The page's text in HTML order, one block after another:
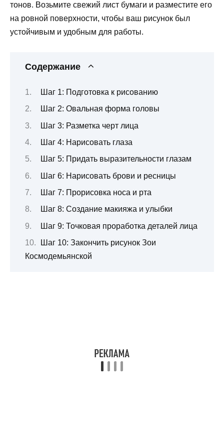
тонов. Возьмите свежий лист бумаги и разместите его
на ровной поверхности, чтобы ваш рисунок был
устойчивым и удобным для работы.
Содержание
Шаг 1: Подготовка к рисованию
Шаг 2: Овальная форма головы
Шаг 3: Разметка черт лица
Шаг 4: Нарисовать глаза
Шаг 5: Придать выразительности глазам
Шаг 6: Нарисовать брови и ресницы
Шаг 7: Прорисовка носа и рта
Шаг 8: Создание макияжа и улыбки
Шаг 9: Точковая проработка деталей лица
Шаг 10: Закончить рисунок Зои
Космодемьянской